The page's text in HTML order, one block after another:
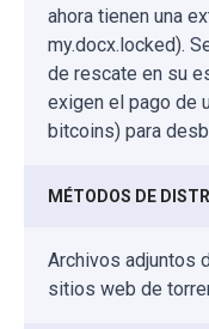
ahora tienen una
my.docx.locked).
de rescate en su
exigen el pago de
bitcoins) para
MÉTODOS DE
Archivos adjuntos
sitios web de